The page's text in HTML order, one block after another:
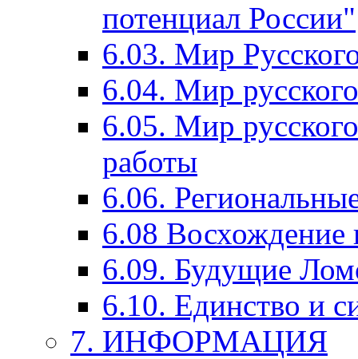
потенциал России"
6.03. Мир
6.04. Мир
6.05. Мир
работы
6.06.
6.08 Восхождение
6.09. Будущие
6.10. Единство и
7. ИНФОРМАЦИЯ